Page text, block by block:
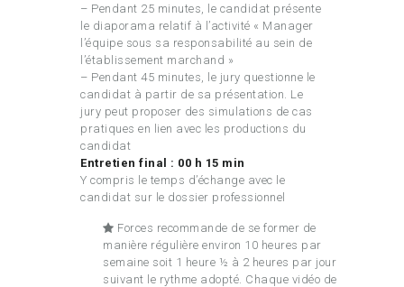
– Pendant 25 minutes, le candidat présente
le diaporama relatif à l’activité « Manager
l’équipe sous sa responsabilité au sein de
l’établissement marchand »
– Pendant 45 minutes, le jury questionne le
candidat à partir de sa présentation. Le
jury peut proposer des simulations de cas
pratiques en lien avec les productions du
candidat
Entretien final : 00 h 15 min
Y compris le temps d’échange avec le
candidat sur le dossier professionnel
Forces recommande de se former de
manière régulière environ 10 heures par
semaine soit 1 heure ½ à 2 heures par jour
suivant le rythme adopté. Chaque vidéo de